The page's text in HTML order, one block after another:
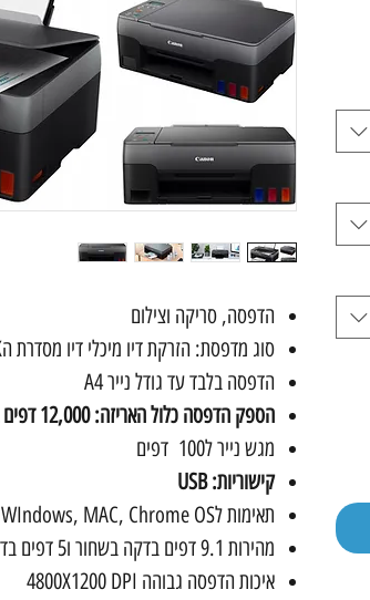
הדפסה, סריקה וצילום
סוג מדפסת: הזרקת דיו מיכלי דיו מסדרת הMEGATANK
הדפסה בלבד עד גודל נייר A4
הספק הדפסה כלול האריזה: 12,000 דפים בשחור או 7700 דפים בצבע.
מגש נייר ל100 דפים
קישוריות: USB
תאימות לWIndows, MAC, Chrome OS
מהירות 9.1 דפים בדקה בשחור ו5 דפים בדקה בצבע
איכות הדפסה גבוהה 4800X1200 DPI